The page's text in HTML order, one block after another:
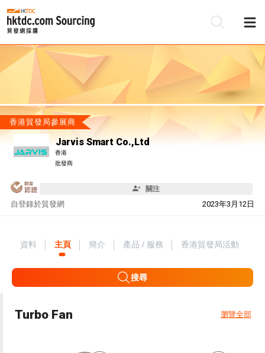
香港貿發局參展商
Jarvis Smart Co.,Ltd
香港
批發商
關注
自 2023年3月12日
登錄於貿發網
資料 主頁 簡介 產品 / 服務 香港貿發局活動
搜尋
Turbo Fan 瀏覽全部